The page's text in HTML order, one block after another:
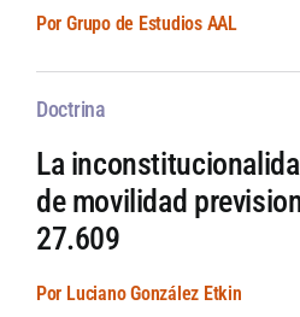
Por Grupo de Estudios AAL
Doctrina
La
de movilidad
27.609
Por Luciano González Etkin